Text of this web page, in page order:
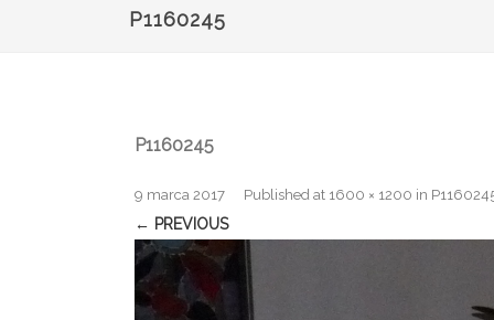
P1160245
P1160245
Published
9 marca 2017 at 1600 × 1200 in
← PREVIOUS